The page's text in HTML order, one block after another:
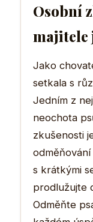
Osobní
Jako
setkala s
Jedním z
neochota
zkušenosti
s krátkými
prodlužujte
Odměňte